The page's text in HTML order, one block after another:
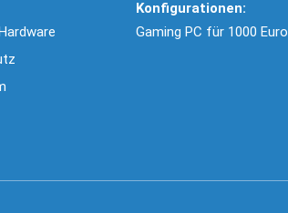
Konfigurationen:
Gaming PC für 1000 Euro